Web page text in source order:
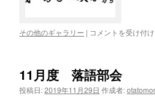
その他のギャラリー | １
語
部
会
コメントを受け付
11月度 落語部会
投稿日:2019年11月29日 作成者: